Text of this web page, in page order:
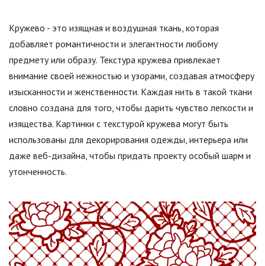
Кружево - это изящная и воздушная ткань, которая
добавляет романтичности и элегантности любому
предмету или образу. Текстура кружева привлекает
внимание своей нежностью и узорами, создавая атмосферу
изысканности и женственности. Каждая нить в такой ткани
словно создана для того, чтобы дарить чувство легкости и
изящества. Картинки с текстурой кружева могут быть
использованы для декорирования одежды, интерьера или
даже веб-дизайна, чтобы придать проекту особый шарм и
утонченность.